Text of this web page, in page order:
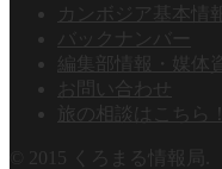
カンボジア基本情
バックナンバー
編集部情報・媒体
お問い合わせ
旅の相談はこちら！
© 2015 くろまる情報局.